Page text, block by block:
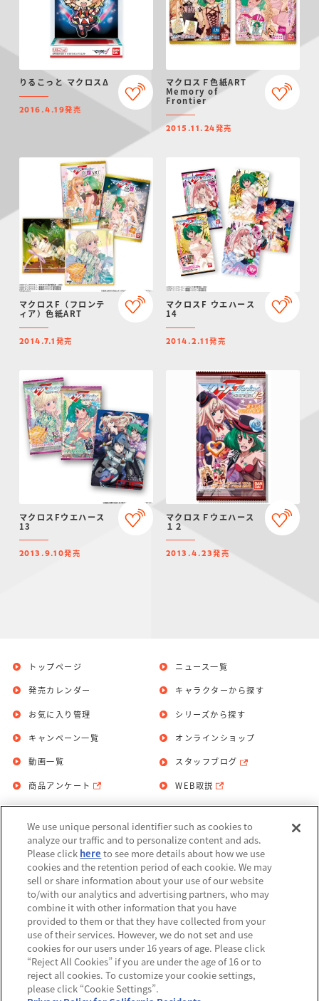
りるこっと マクロスΔ
2016.4.19発売
マクロスＦ色紙ART
Memory of
Frontier
2015.11.24発売
マクロスF（フロンテ
ィア）色紙ART
2014.7.1 発売
マクロスF ウエハース
14
2014.2.11発売
マクロスFウエハース
13
2013.9.10発売
マクロスＦウエハース
１２
2013.4.23発売
トップページ
発売カレンダー
お気に入り管理
ニュース一覧
キャラクターから探す
シリーズから探す
キャンペーン一覧
動画一覧
商品アンケート
オンラインショップ
スタッフブログ
WEB取説
お問い合わせ 個人情報保護方針
利用規約
Do Not Sell or Share My Personal
Information
アレルギー情報
We use unique personal identifier such as cookies to
analyze our traffic and to personalize content and ads.
Please click here to see more details about how we use
cookies and the retention period of each cookie. We may
sell or share information about your use of our website
to/with our analytics and advertising partners, who may
combine it with other information that you have
provided to them or that they have collected from your
use of their services. However, we do not set and use
cookies for our users under 16 years of age. Please click
“Reject All Cookies” if you are under the age of 16 or to
reject all cookies. To customize your cookie settings,
please click “Cookie Settings”.